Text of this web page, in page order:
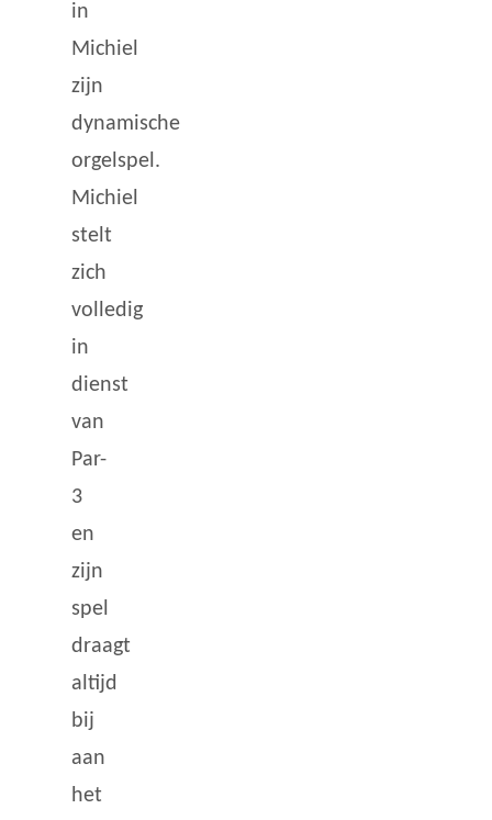
in
Michiel
zijn
dynamische
orgelspel.
Michiel
stelt
zich
volledig
in
dienst
van
Par-
3
en
zijn
spel
draagt
altijd
bij
aan
het